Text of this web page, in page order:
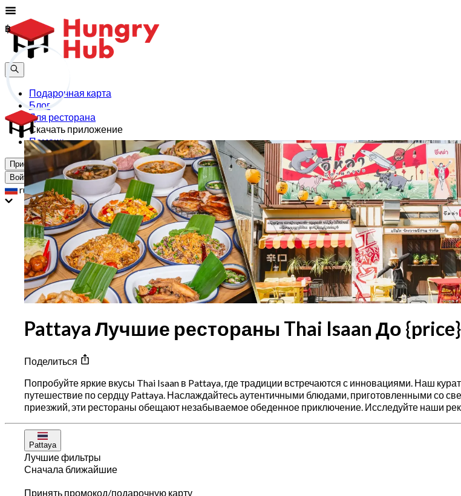
Подарочная карта
Блог
Для ресторана
Скачать приложение
Помощь
Присоединиться
Войти
ru
Pattaya Лучшие рестораны Thai Isaan До
Поделиться
Попробуйте яркие вкусы Thai Isaan в Pattaya, где традиции встречаются с инновациями. Наш
путешествие по сердцу Pattaya. Наслаждайтесь аутентичными блюдами, приготовленными со
приезжий, эти рестораны обещают незабываемое обеденное приключение. Исследуйте наши
Pattaya
Лучшие фильтры
Сначала ближайшие
Принять промокод/подарочную карту
฿
฿